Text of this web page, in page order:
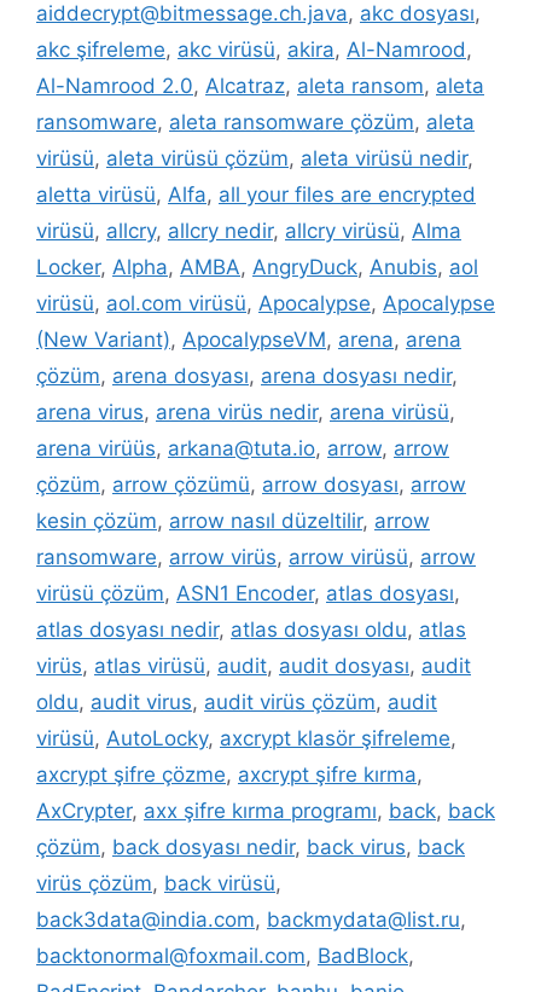
aiddecrypt@bitmessage.ch.java, akc dosyası,
akc şifreleme, akc virüsü, akira, Al-Namrood,
Al-Namrood 2.0, Alcatraz, aleta ransom, aleta
ransomware, aleta ransomware çözüm, aleta
virüsü, aleta virüsü çözüm, aleta virüsü nedir,
aletta virüsü, Alfa, all your files are encrypted
virüsü, allcry, allcry nedir, allcry virüsü, Alma
Locker, Alpha, AMBA, AngryDuck, Anubis, aol
virüsü, aol.com virüsü, Apocalypse, Apocalypse
(New Variant), ApocalypseVM, arena, arena
çözüm, arena dosyası, arena dosyası nedir,
arena virus, arena virüs nedir, arena virüsü,
arena virüüs, arkana@tuta.io, arrow, arrow
çözüm, arrow çözümü, arrow dosyası, arrow
kesin çözüm, arrow nasıl düzeltilir, arrow
ransomware, arrow virüs, arrow virüsü, arrow
virüsü çözüm, ASN1 Encoder, atlas dosyası,
atlas dosyası nedir, atlas dosyası oldu, atlas
virüs, atlas virüsü, audit, audit dosyası, audit
oldu, audit virus, audit virüs çözüm, audit
virüsü, AutoLocky, axcrypt klasör şifreleme,
axcrypt şifre çözme, axcrypt şifre kırma,
AxCrypter, axx şifre kırma programı, back, back
çözüm, back dosyası nedir, back virus, back
virüs çözüm, back virüsü,
back3data@india.com, backmydata@list.ru,
backtonormal@foxmail.com, BadBlock,